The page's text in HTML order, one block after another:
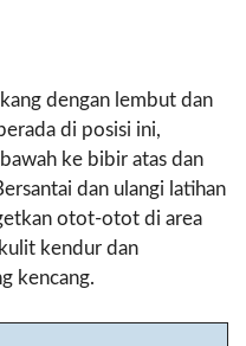
dengan lembut dan
di posisi ini,
ke bibir atas dan
dan ulangi latihan
otot-otot di area
kendur dan
kencang.